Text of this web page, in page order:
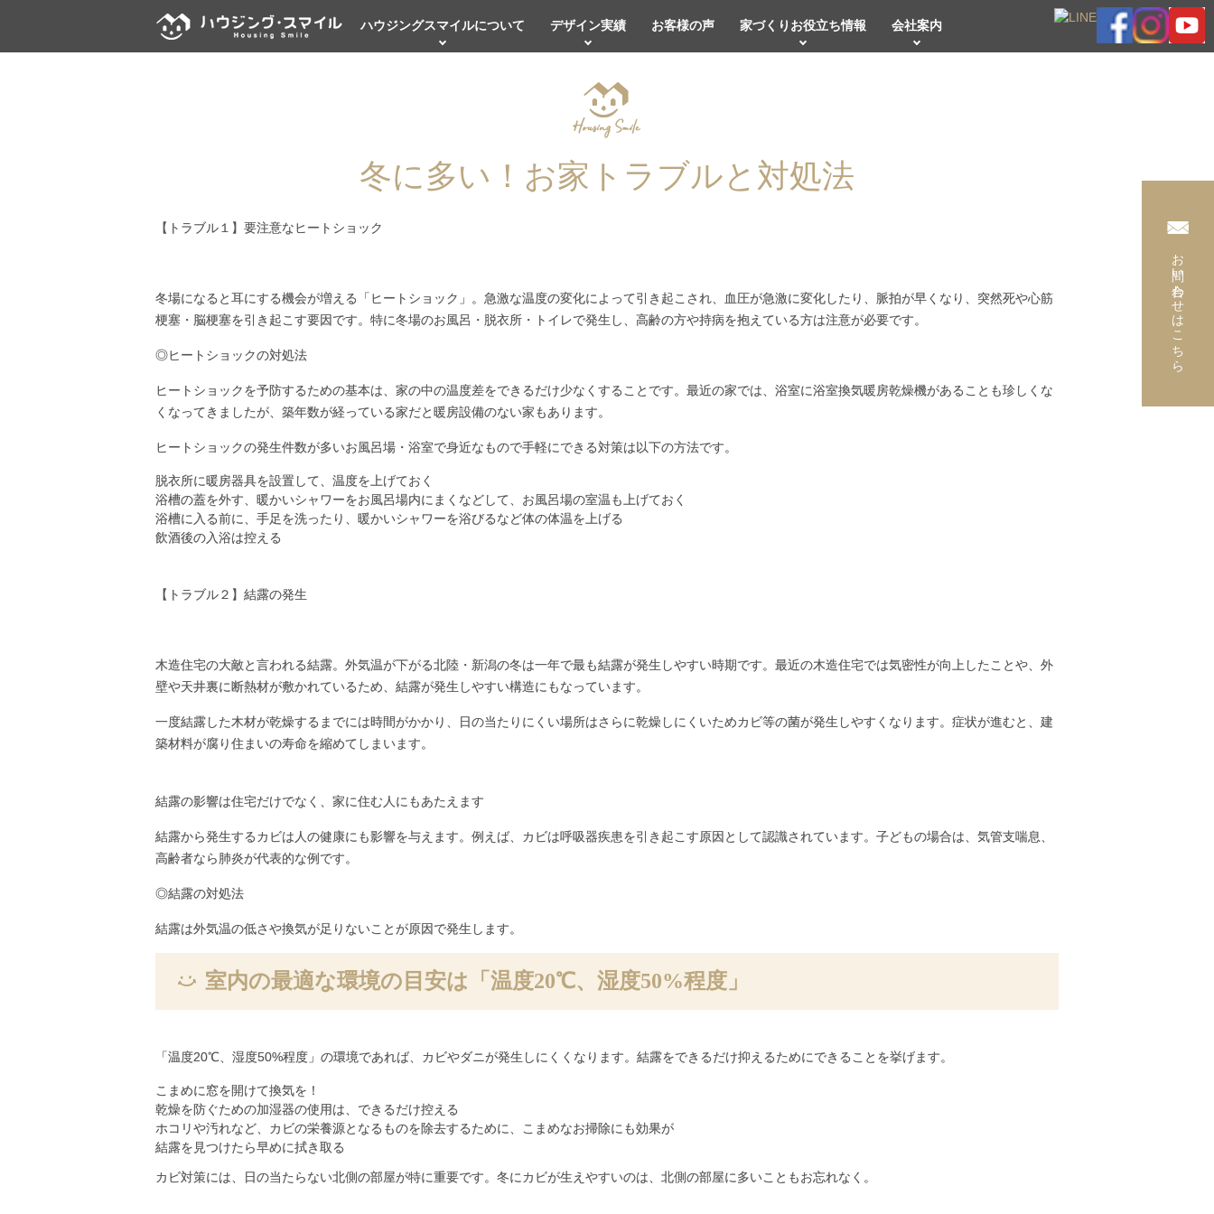
ハウジングスマイルについて デザイン実績 お客様の声 家づくりお役立ち情報 会社案内
冬に多い！お家トラブルと対処法
【トラブル１】要注意なヒートショック
冬場になると耳にする機会が増える「ヒートショック」。急激な温度の変化によって引き起こされ、血圧が急激に変化したり、脈拍が早くなり、突然死や心筋
梗塞・脳梗塞を引き起こす要因です。特に冬場のお風呂・脱衣所・トイレで発生し、高齢の方や持病を抱えている方は注意が必要です。
◎ヒートショックの対処法
ヒートショックを予防するための基本は、家の中の温度差をできるだけ少なくすることです。最近の家では、浴室に浴室換気暖房乾燥機があることも珍しくな
くなってきましたが、築年数が経っている家だと暖房設備のない家もあります。
ヒートショックの発生件数が多いお風呂場・浴室で身近なもので手軽にできる対策は以下の方法です。
脱衣所に暖房器具を設置して、温度を上げておく
浴槽の蓋を外す、暖かいシャワーをお風呂場内にまくなどして、お風呂場の室温も上げておく
浴槽に入る前に、手足を洗ったり、暖かいシャワーを浴びるなど体の体温を上げる
飲酒後の入浴は控える
【トラブル２】結露の発生
木造住宅の大敵と言われる結露。外気温が下がる北陸・新潟の冬は一年で最も結露が発生しやすい時期です。最近の木造住宅では気密性が向上したことや、外
壁や天井裏に断熱材が敷かれているため、結露が発生しやすい構造にもなっています。
一度結露した木材が乾燥するまでには時間がかかり、日の当たりにくい場所はさらに乾燥しにくいためカビ等の菌が発生しやすくなります。症状が進むと、建
築材料が腐り住まいの寿命を縮めてしまいます。
結露の影響は住宅だけでなく、家に住む人にもあたえます
結露から発生するカビは人の健康にも影響を与えます。例えば、カビは呼吸器疾患を引き起こす原因として認識されています。子どもの場合は、気管支喘息、
高齢者なら肺炎が代表的な例です。
◎結露の対処法
結露は外気温の低さや換気が足りないことが原因で発生します。
室内の最適な環境の目安は「温度20℃、湿度50%程度」
「温度20℃、湿度50%程度」の環境であれば、カビやダニが発生しにくくなります。結露をできるだけ抑えるためにできることを挙げます。
こまめに窓を開けて換気を！
乾燥を防ぐための加湿器の使用は、できるだけ控える
ホコリや汚れなど、カビの栄養源となるものを除去するために、こまめなお掃除にも効果が
結露を見つけたら早めに拭き取る
カビ対策には、日の当たらない北側の部屋が特に重要です。冬にカビが生えやすいのは、北側の部屋に多いこともお忘れなく。
お問い合わせはこちら